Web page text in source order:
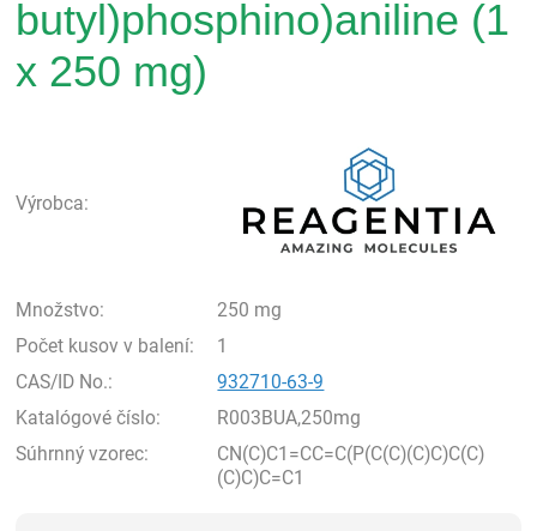
butyl)phosphino)aniline (1
x 250 mg)
Výrobca:
Množstvo:
250 mg
Počet kusov v balení:
1
CAS/ID No.:
932710-63-9
Katalógové číslo:
R003BUA,250mg
Súhrnný vzorec:
CN(C)C1=CC=C(P(C(C)(C)C)C(C)
(C)C)C=C1